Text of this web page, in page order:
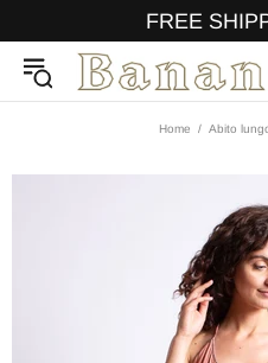
FREE
Home Abito